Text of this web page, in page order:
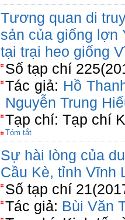
Tương quan di
sản của giống lợn
tại trại heo giống
Số tạp chí
Tác giả: Hồ
Nguyễn Trung
Tạp chí: Tạp chí
Tóm tắt
Sự hài lòng của
Cầu Kè, tỉnh Vĩnh
Số tạp chí
Tác giả: Bùi Văn